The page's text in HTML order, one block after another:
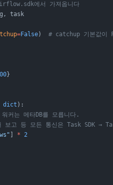
에서 가져옵니다
task
=False) # catchup 기본값이
}
dict ):
커는 메타DB를 모릅니다.
보고 등 모든 통신은 Task SDK →
* 2